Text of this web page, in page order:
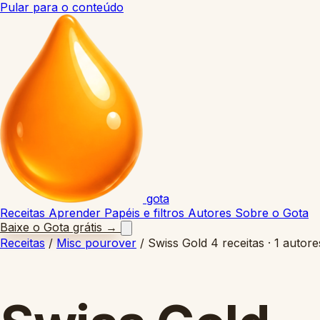
Pular para o conteúdo
gota
Receitas Aprender Papéis e filtros Autores Sobre o Gota
Baixe o Gota grátis →
Receitas / Misc pourover / Swiss Gold 4 receitas · 1